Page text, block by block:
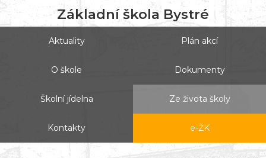
Základní škola Bystré
Aktuality Plán akcí
O škole Dokumenty
Školní jídelna Ze života školy
Kontakty e-ŽK